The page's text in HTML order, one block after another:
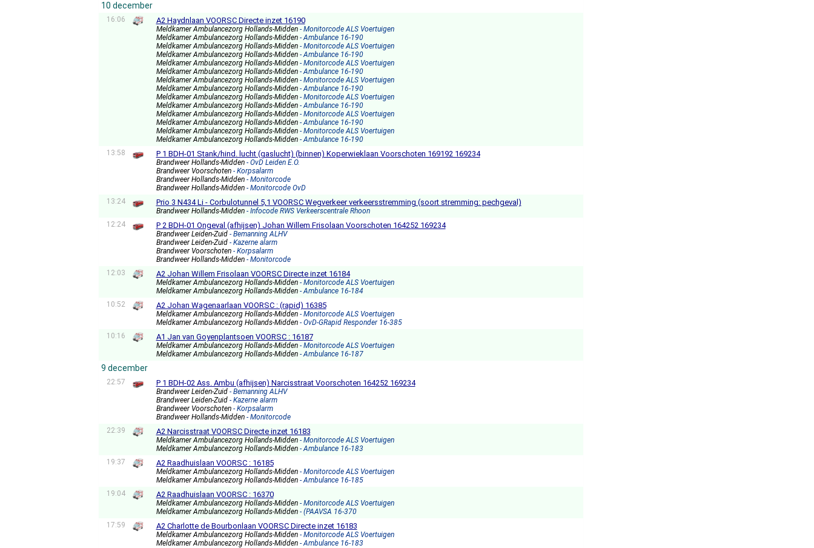
10 december
16:06 A2 Haydnlaan VOORSC Directe inzet 16190
Meldkamer Ambulancezorg Hollands-Midden - Monitorcode ALS Voertuigen
Meldkamer Ambulancezorg Hollands-Midden - Ambulance 16-190
Meldkamer Ambulancezorg Hollands-Midden - Monitorcode ALS Voertuigen
Meldkamer Ambulancezorg Hollands-Midden - Ambulance 16-190
Meldkamer Ambulancezorg Hollands-Midden - Monitorcode ALS Voertuigen
Meldkamer Ambulancezorg Hollands-Midden - Ambulance 16-190
Meldkamer Ambulancezorg Hollands-Midden - Monitorcode ALS Voertuigen
Meldkamer Ambulancezorg Hollands-Midden - Ambulance 16-190
Meldkamer Ambulancezorg Hollands-Midden - Monitorcode ALS Voertuigen
Meldkamer Ambulancezorg Hollands-Midden - Ambulance 16-190
Meldkamer Ambulancezorg Hollands-Midden - Monitorcode ALS Voertuigen
Meldkamer Ambulancezorg Hollands-Midden - Ambulance 16-190
Meldkamer Ambulancezorg Hollands-Midden - Monitorcode ALS Voertuigen
Meldkamer Ambulancezorg Hollands-Midden - Ambulance 16-190
13:58
P 1 BDH-01 Stank/hind. lucht (gaslucht) (binnen) Koperwieklaan Voorschoten 169192 169234
Brandweer Hollands-Midden - OvD Leiden E.O.
Brandweer Voorschoten - Korpsalarm
Brandweer Hollands-Midden - Monitorcode
Brandweer Hollands-Midden - Monitorcode OvD
13:24
Prio 3 N434 Li - Corbulotunnel 5,1 VOORSC Wegverkeer verkeersstremming (soort stremming: pechgeval)
Brandweer Hollands-Midden - Infocode RWS Verkeerscentrale Rhoon
12:24
P 2 BDH-01 Ongeval (afhijsen) Johan Willem Frisolaan Voorschoten 164252 169234
Brandweer Leiden-Zuid - Bemanning ALHV
Brandweer Leiden-Zuid - Kazerne alarm
Brandweer Voorschoten - Korpsalarm
Brandweer Hollands-Midden - Monitorcode
12:03
A2 Johan Willem Frisolaan VOORSC Directe inzet 16184
Meldkamer Ambulancezorg Hollands-Midden - Monitorcode ALS Voertuigen
Meldkamer Ambulancezorg Hollands-Midden - Ambulance 16-184
10:52
A2 Johan Wagenaarlaan VOORSC : (rapid) 16385
Meldkamer Ambulancezorg Hollands-Midden - Monitorcode ALS Voertuigen
Meldkamer Ambulancezorg Hollands-Midden - OvD-GRapid Responder 16-385
10:16
A1 Jan van Goyenplantsoen VOORSC : 16187
Meldkamer Ambulancezorg Hollands-Midden - Monitorcode ALS Voertuigen
Meldkamer Ambulancezorg Hollands-Midden - Ambulance 16-187
9 december
22:57 P 1 BDH-02 Ass. Ambu (afhijsen) Narcisstraat Voorschoten 164252 169234
Brandweer Leiden-Zuid - Bemanning ALHV
Brandweer Leiden-Zuid - Kazerne alarm
Brandweer Voorschoten - Korpsalarm
Brandweer Hollands-Midden - Monitorcode
22:39
A2 Narcisstraat VOORSC Directe inzet 16183
Meldkamer Ambulancezorg Hollands-Midden - Monitorcode ALS Voertuigen
Meldkamer Ambulancezorg Hollands-Midden - Ambulance 16-183
19:37
A2 Raadhuislaan VOORSC : 16185
Meldkamer Ambulancezorg Hollands-Midden - Monitorcode ALS Voertuigen
Meldkamer Ambulancezorg Hollands-Midden - Ambulance 16-185
19:04
A2 Raadhuislaan VOORSC : 16370
Meldkamer Ambulancezorg Hollands-Midden - Monitorcode ALS Voertuigen
Meldkamer Ambulancezorg Hollands-Midden - (PAAVSA 16-370
17:59
A2 Charlotte de Bourbonlaan VOORSC Directe inzet 16183
Meldkamer Ambulancezorg Hollands-Midden - Monitorcode ALS Voertuigen
Meldkamer Ambulancezorg Hollands-Midden - Ambulance 16-183